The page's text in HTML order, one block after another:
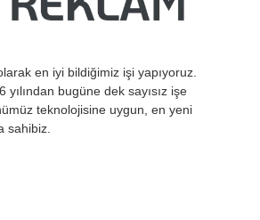
en iyi bildiğimiz işi yapıyoruz.
yılından bugüne dek sayısız işe
teknolojisine uygun, en yeni
sahibiz.